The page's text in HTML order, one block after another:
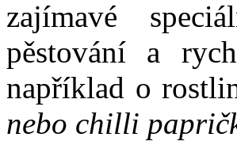
zajímavé
pěstování a
například o
nebo chilli